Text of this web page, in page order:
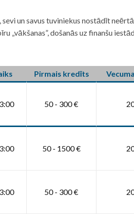
un savus tuviniekus nostādīt
„vākšanas”, došanās uz finanšu
Pirmais kredīts
50 - 300 €
50 - 1500 €
50 - 300 €